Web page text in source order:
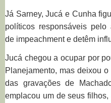
Já Sarney, Jucá e Cunha
políticos responsáveis pelo
de impeachment e detêm
Jucá chegou a ocupar por
Planejamento, mas deixou
das gravações de
emplacou um de seus